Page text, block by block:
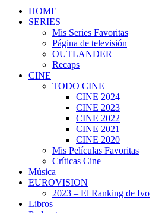
HOME
SERIES
Mis Series Favoritas
Página de televisión
OUTLANDER
Recaps
CINE
TODO CINE
CINE 2024
CINE 2023
CINE 2022
CINE 2021
CINE 2020
Mis Películas Favoritas
Críticas Cine
Música
EUROVISION
2023 – El Ranking de Ivo
Libros